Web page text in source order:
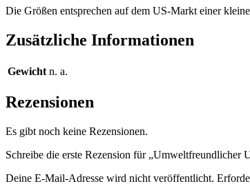
Die Größen entsprechen auf dem US-Markt einer
Zusätzliche Informationen
Gewicht n. a.
Rezensionen
Es gibt noch keine Rezensionen.
Schreibe die erste Rezension für „Umweltfreundlicher
Deine E-Mail-Adresse wird nicht veröffentlicht.